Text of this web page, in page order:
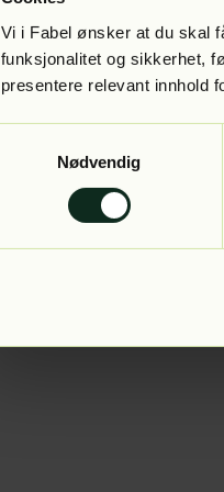
Vi i Fabel ønsker at du skal
funksjonalitet og sikkerhet,
presentere relevant innhold
Nødvendig
Application